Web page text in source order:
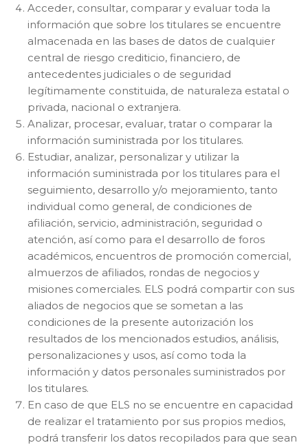
Acceder, consultar, comparar y evaluar toda la
información que sobre los titulares se encuentre
almacenada en las bases de datos de cualquier
central de riesgo crediticio, financiero, de
antecedentes judiciales o de seguridad
legítimamente constituida, de naturaleza estatal o
privada, nacional o extranjera.
Analizar, procesar, evaluar, tratar o comparar la
información suministrada por los titulares.
Estudiar, analizar, personalizar y utilizar la
información suministrada por los titulares para el
seguimiento, desarrollo y/o mejoramiento, tanto
individual como general, de condiciones de
afiliación, servicio, administración, seguridad o
atención, así como para el desarrollo de foros
académicos, encuentros de promoción comercial,
almuerzos de afiliados, rondas de negocios y
misiones comerciales. ELS podrá compartir con sus
aliados de negocios que se sometan a las
condiciones de la presente autorización los
resultados de los mencionados estudios, análisis,
personalizaciones y usos, así como toda la
información y datos personales suministrados por
los titulares.
En caso de que ELS no se encuentre en capacidad
de realizar el tratamiento por sus propios medios,
podrá transferir los datos recopilados para que sean